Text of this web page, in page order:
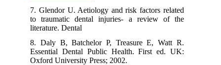
7. Glendor U. Aetiology and risk factors related
to traumatic dental injuries- a review of the
literature. Dental
8. Daly B, Batchelor P, Treasure E, Watt R.
Essential Dental Public Health. First ed. UK:
Oxford University Press; 2002.